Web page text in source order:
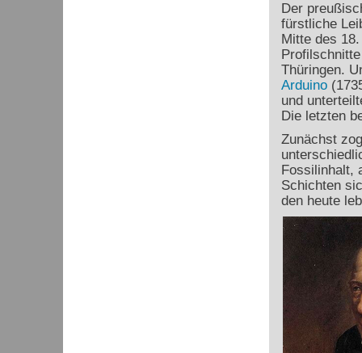
Der
fürstliche
Mitte des
Thüringen.
Arduino
und
Die letzten
Zunächst
Fossilinhalt,
Schichten
den heute